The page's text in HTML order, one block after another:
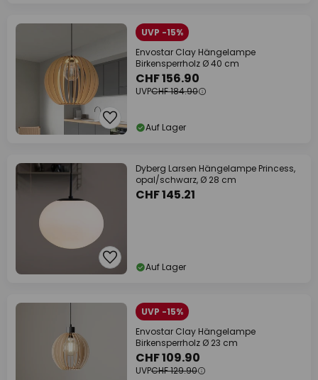
UVP -15%
Envostar Clay Hängelampe
Birkensperrholz Ø 40 cm
CHF 156.90
UVPCHF 184.90
Auf Lager
Dyberg Larsen Hängelampe Princess,
opal/schwarz, Ø 28 cm
CHF 145.21
Auf Lager
UVP -15%
Envostar Clay Hängelampe
Birkensperrholz Ø 23 cm
CHF 109.90
UVPCHF 129.90